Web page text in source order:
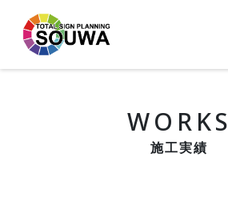
WORKS
施工実績